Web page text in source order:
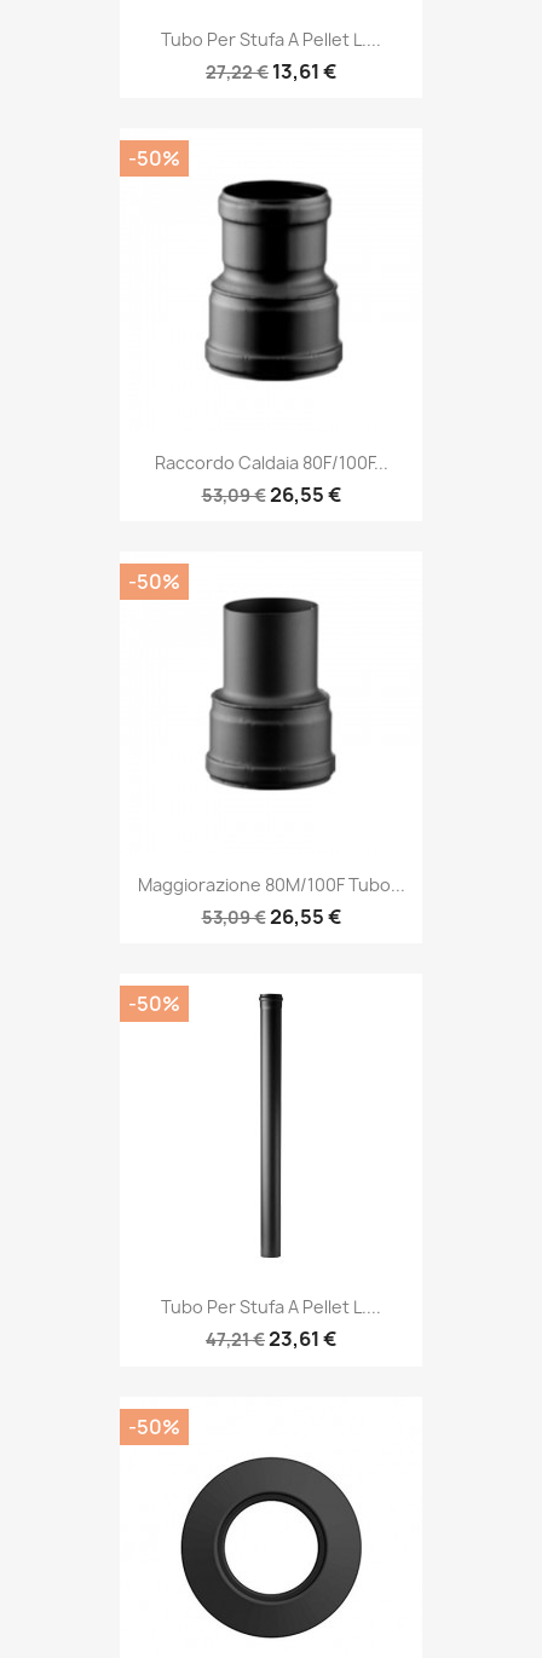
Tubo Per Stufa A Pellet L....
27,22 € 13,61 €
Raccordo Caldaia 80F/100F...
53,09 €26,55 €
-50%
Maggiorazione 80M/100F Tubo...
53,09 €26,55 €
-50%
Tubo Per Stufa A Pellet L....
47,21 €23,61 €
-50%
-50%